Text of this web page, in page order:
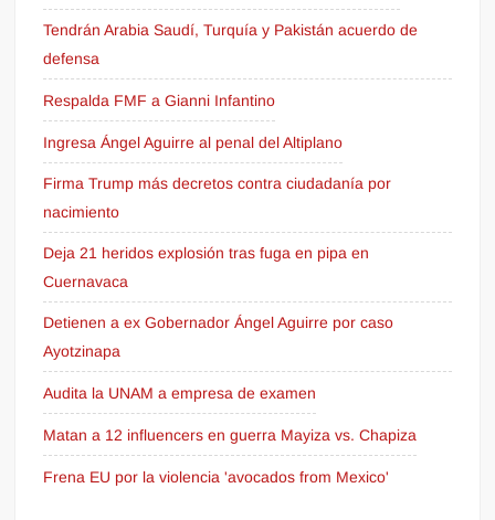
Tendrán Arabia Saudí, Turquía y Pakistán acuerdo de
defensa
Respalda FMF a Gianni Infantino
Ingresa Ángel Aguirre al penal del Altiplano
Firma Trump más decretos contra ciudadanía por
nacimiento
Deja 21 heridos explosión tras fuga en pipa en
Cuernavaca
Detienen a ex Gobernador Ángel Aguirre por caso
Ayotzinapa
Audita la UNAM a empresa de examen
Matan a 12 influencers en guerra Mayiza vs. Chapiza
Frena EU por la violencia 'avocados from Mexico'